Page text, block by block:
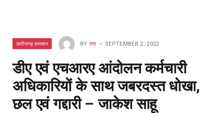
छत्तीसगढ़ समाचार BY सच SEPTEMBER 2, 2022
डीए एवं एचआरए आंदोलन कर्मचारी
अधिकारियों के साथ जबरदस्त धोखा,
छल एवं गद्दारी – जाकेश साहू